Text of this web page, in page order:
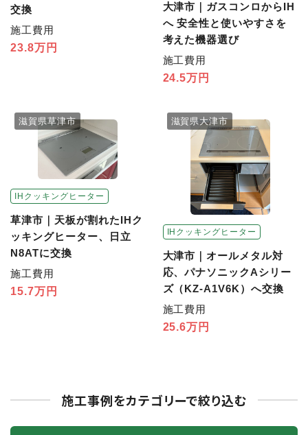
交換
施工費用
23.8万円
大津市｜ガスコンロからIH
へ 安全性と使いやすさを
考えた機器選び
施工費用
24.5万円
IHクッキングヒーター
滋賀県草津市
草津市｜天板が割れたIHク
ッキングヒーター、日立
N8ATに交換
施工費用
15.7万円
IHクッキングヒーター
滋賀県大津市
大津市｜オールメタル対
応、パナソニックAシリー
ズ（KZ-A1V6K）へ交換
施工費用
25.6万円
施工事例をカテゴリーで絞り込む